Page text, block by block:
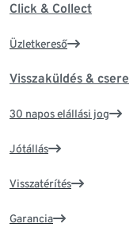
Click & Collect
Üzletkereső
Visszaküldés & csere
30 napos elállási jog
Jótállás
Visszatérítés
Garancia